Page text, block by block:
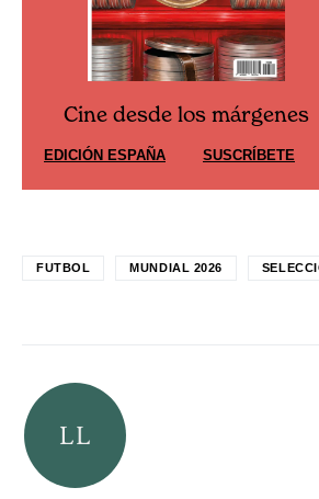
Cine desde los márgenes
EDICIÓN ESPAÑA SUSCRÍBETE
FUTBOL MUNDIAL 2026